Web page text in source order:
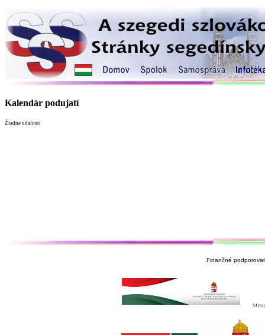
Kalendár podujatí
Žiadne udalosti
Finančné